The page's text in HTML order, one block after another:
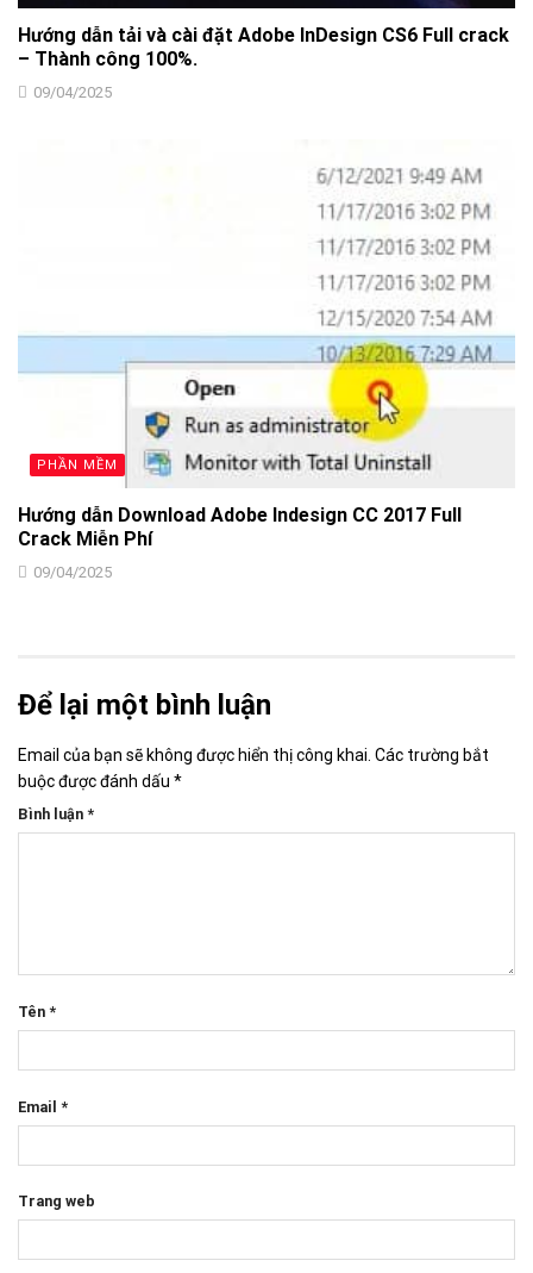
Hướng dẫn tải và cài đặt Adobe InDesign CS6 Full crack
– Thành công 100%.
09/04/2025
PHẦN MỀM
Hướng dẫn Download Adobe Indesign CC 2017 Full
Crack Miễn Phí
09/04/2025
Để lại một bình luận
Email của bạn sẽ không được hiển thị công khai. Các trường bắt
buộc được đánh dấu *
Bình luận *
Tên *
Email *
Trang web